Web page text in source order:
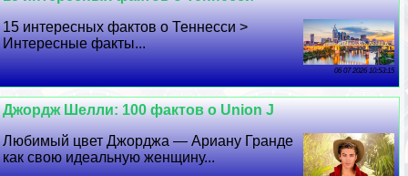
15 интересных фактов о Теннесси >
Интересные факты...
06 07 2026 10:53:15
Джордж Шелли: 100 фактов о Union J
Любимый цвет Джорджа — Ариану Гранде
как свою идеальную женщину...